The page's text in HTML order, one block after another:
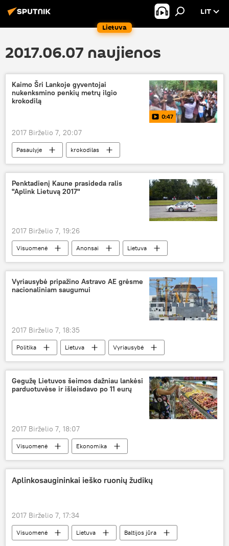
Lietuva
LIT
2017.06.07 naujienos
Kaimo Šri Lankoje gyventojai
nukenksmino penkių metrų ilgio
krokodilą
0:47
2017 Birželio 7, 20:07
Pasaulyje krokodilas
Penktadienį Kaune prasideda ralis
"Aplink Lietuvą 2017"
2017 Birželio 7, 19:26
Visuomenė Anonsai
Lietuva
lenktynių trasa
automobiliai
Yra ką pamatyti: parodos Lietuvoje
Vyriausybė pripažino Astravo AE grėsme
nacionaliniam saugumui
2017 Birželio 7, 18:35
Politika Lietuva
Vyriausybė
Astravo atominė elektrinė (AE)
grėsmė nacionaliniam saugumui
Astravo atominės elektrinės statybos
Gegužę Lietuvos šeimos dažniau lankėsi
parduotuvėse ir išleisdavo po 11 eurų
2017 Birželio 7, 18:07
Visuomenė
Ekonomika
Baltijos šalys
išlaidos
šeima
apsipirkinėjimas
apsipirkimas
Aplinkosaugininkai ieško ruonių žudikų
2017 Birželio 7, 17:34
Visuomenė Lietuva
Baltijos jūra